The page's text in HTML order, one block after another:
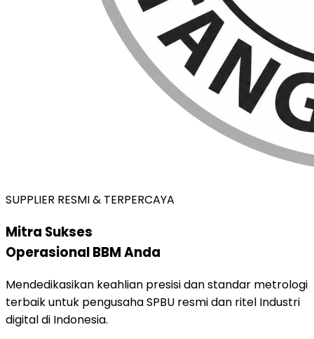
SUPPLIER RESMI & TERPERCAYA
Mitra Sukses
Operasional BBM Anda
Mendedikasikan keahlian presisi dan standar metrologi
terbaik untuk pengusaha SPBU resmi dan ritel Industri
digital di Indonesia.